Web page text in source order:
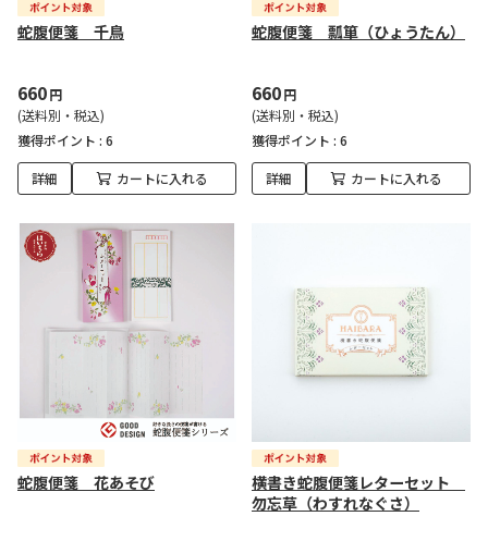
蛇腹便箋 千鳥
660円
(送料別・税込)
獲得ポイント : 6
詳細 カートに入れる
蛇腹便箋 瓢箪（ひょうたん）
660円
(送料別・税込)
獲得ポイント : 6
詳細 カートに入れる
蛇腹便箋 花あそび
横書き蛇腹便箋レターセット
勿忘草（わすれなぐさ）